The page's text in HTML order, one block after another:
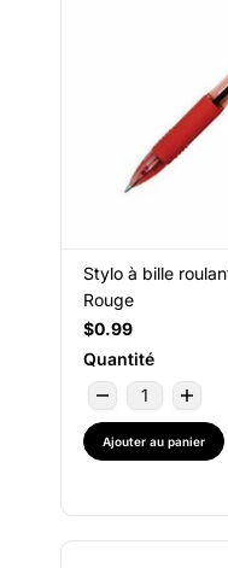
Stylo à bille
Rouge
$0.99
Quantité
Ajouter au panier